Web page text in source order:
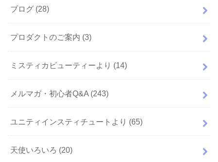
ブログ (28)
プロダクトのご案内 (3)
ミスティカビューティーより (14)
メルマガ・初心者Q&A (243)
ユニティインスティチュートより (65)
天使いろいろ (20)